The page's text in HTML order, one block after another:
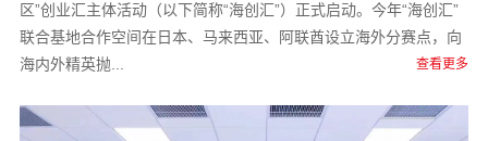
区”创业汇主体活动（以下简称“海创汇”）正式启动。今年“海创汇”
联合基地合作空间在日本、马来西亚、阿联酋设立海外分赛点，向
海内外精英抛...
查看更多